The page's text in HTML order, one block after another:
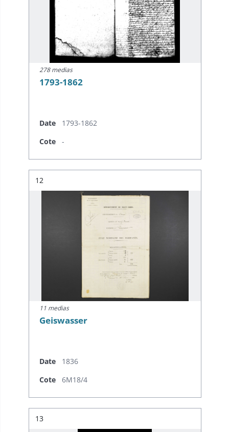
278 medias
1793-1862
Date
1793-1862
Cote
-
Résultat n°
12
11 medias
Geiswasser
Date
1836
Cote
6M18/4
Résultat n°
13